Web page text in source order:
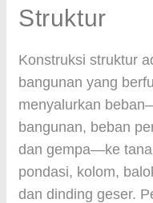
Struktur
Konstruksi struktur
bangunan yang
menyalurkan
bangunan, beban
dan gempa—ke
pondasi, kolom,
dan dinding geser.